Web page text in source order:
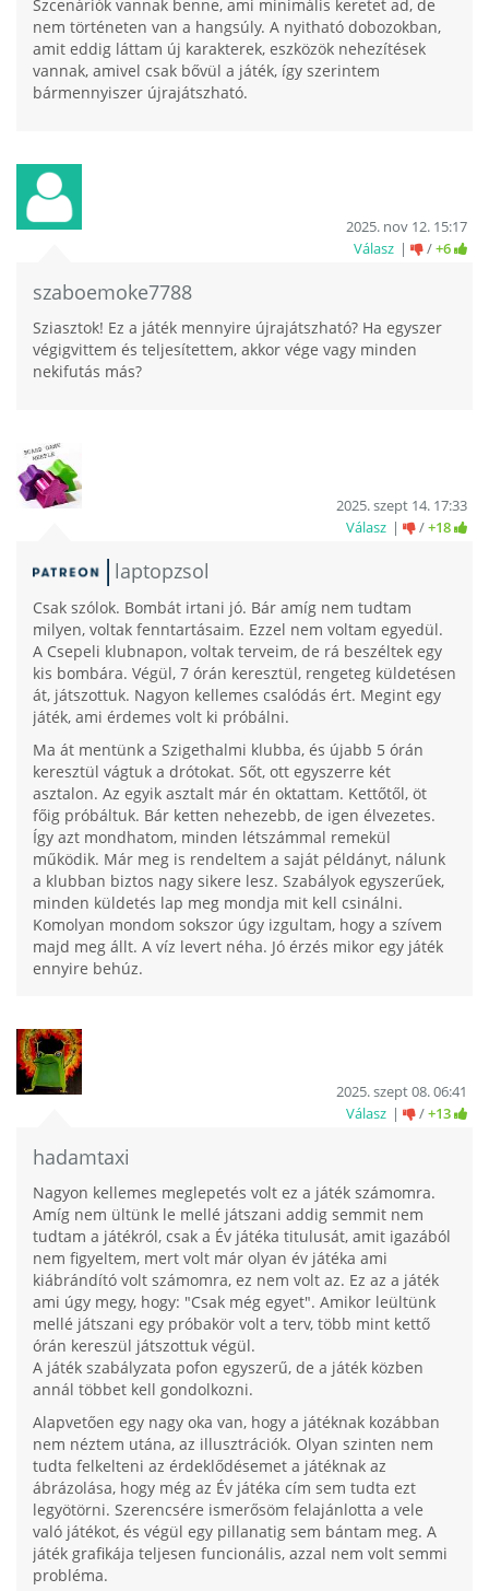
Szcenáriók vannak benne, ami minimális keretet ad, de
nem történeten van a hangsúly. A nyitható dobozokban,
amit eddig láttam új karakterek, eszközök nehezítések
vannak, amivel csak bővül a játék, így szerintem
bármennyiszer újrajátszható.
szaboemoke7788
2025. nov 12. 15:17
Válasz
/+6
Sziasztok! Ez a játék mennyire újrajátszható? Ha egyszer
végigvittem és teljesítettem, akkor vége vagy minden
nekifutás más?
laptopzsol
2025. szept 14. 17:33
Válasz
/+18
Csak szólok. Bombát irtani jó. Bár amíg nem tudtam
milyen, voltak fenntartásaim. Ezzel nem voltam egyedül.
A Csepeli klubnapon, voltak terveim, de rá beszéltek egy
kis bombára. Végül, 7 órán keresztül, rengeteg küldetésen
át, játszottuk. Nagyon kellemes csalódás ért. Megint egy
játék, ami érdemes volt ki próbálni.
Ma át mentünk a Szigethalmi klubba, és újabb 5 órán
keresztül vágtuk a drótokat. Sőt, ott egyszerre két
asztalon. Az egyik asztalt már én oktattam. Kettőtől, öt
főig próbáltuk. Bár ketten nehezebb, de igen élvezetes.
Így azt mondhatom, minden létszámmal remekül
működik. Már meg is rendeltem a saját példányt, nálunk
a klubban biztos nagy sikere lesz. Szabályok egyszerűek,
minden küldetés lap meg mondja mit kell csinálni.
Komolyan mondom sokszor úgy izgultam, hogy a szívem
majd meg állt. A víz levert néha. Jó érzés mikor egy játék
ennyire behúz.
hadamtaxi
2025. szept 08. 06:41
Válasz
/+13
Nagyon kellemes meglepetés volt ez a játék számomra.
Amíg nem ültünk le mellé játszani addig semmit nem
tudtam a játékról, csak a Év játéka titulusát, amit igazából
nem figyeltem, mert volt már olyan év játéka ami
kiábrándító volt számomra, ez nem volt az. Ez az a játék
ami úgy megy, hogy: "Csak még egyet". Amikor leültünk
mellé játszani egy próbakör volt a terv, több mint kettő
órán kereszül játszottuk végül.
A játék szabályzata pofon egyszerű, de a játék közben
annál többet kell gondolkozni.
Alapvetően egy nagy oka van, hogy a játéknak kozábban
nem néztem utána, az illusztrációk. Olyan szinten nem
tudta felkelteni az érdeklődésemet a játéknak az
ábrázolása, hogy még az Év játéka cím sem tudta ezt
legyötörni. Szerencsére ismerősöm felajánlotta a vele
való játékot, és végül egy pillanatig sem bántam meg. A
játék grafikája teljesen funcionális, azzal nem volt semmi
probléma.